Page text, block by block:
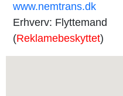
www.nemtrans.dk
Erhverv: Flyttemand
(Reklamebeskyttet)